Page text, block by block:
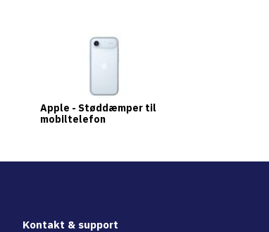
Apple - Støddæmper til
mobiltelefon
Kontakt & support